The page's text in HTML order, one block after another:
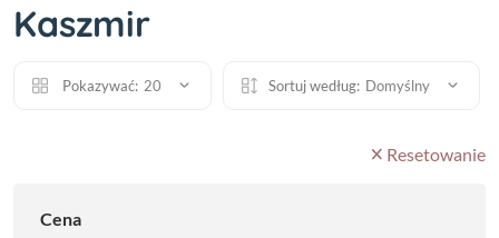
Kaszmir
Pokazywać: 20 Sortuj według: Domyślny
Resetowanie
Cena